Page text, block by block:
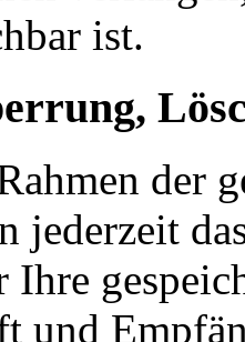
ist.
der
jederzeit
und